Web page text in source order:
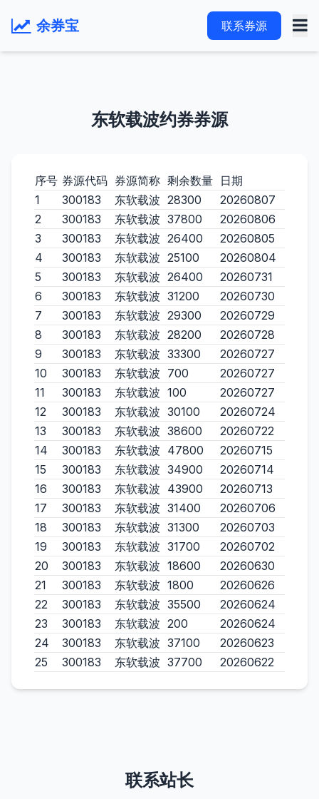
余券宝 联系券源
东软载波约券券源
序号 券源代码 券源简称 剩余数量 日期
1
300183 东软载波 28300
20260807
2
300183 东软载波 37800
20260806
3
300183 东软载波 26400
20260805
4
300183 东软载波 25100
20260804
5
300183 东软载波 26400
20260731
6
300183 东软载波 31200
20260730
7
300183 东软载波 29300
20260729
8
300183 东软载波 28200
20260728
9
300183 东软载波 33300
20260727
10
300183 东软载波 700
20260727
11
300183 东软载波 100
20260727
12
300183 东软载波 30100
20260724
13
300183 东软载波 38600
20260722
14
300183 东软载波 47800
20260715
15
300183 东软载波 34900
20260714
16
300183 东软载波 43900
20260713
17
300183 东软载波 31400
20260706
18
300183 东软载波 31300
20260703
19
300183 东软载波 31700
20260702
20
300183 东软载波 18600
20260630
21
300183 东软载波 1800
20260626
22
300183 东软载波 35500
20260624
23
300183 东软载波 200
20260624
24
300183 东软载波 37100
20260623
25
300183 东软载波 37700 20260622
联系站长